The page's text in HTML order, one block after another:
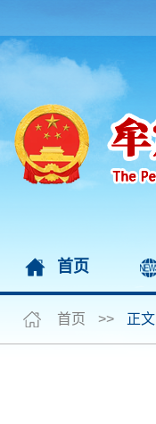
首页
首页 >> 正文